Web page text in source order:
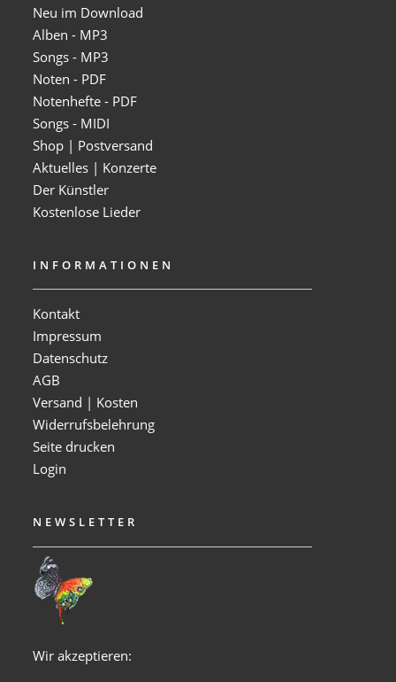
Neu im Download
Alben - MP3
Songs - MP3
Noten - PDF
Notenhefte - PDF
Songs - MIDI
Shop | Postversand
Aktuelles | Konzerte
Der Künstler
Kostenlose Lieder
INFORMATIONEN
Kontakt
Impressum
Datenschutz
AGB
Versand | Kosten
Widerrufsbelehrung
Seite drucken
Login
NEWSLETTER
Wir akzeptieren: